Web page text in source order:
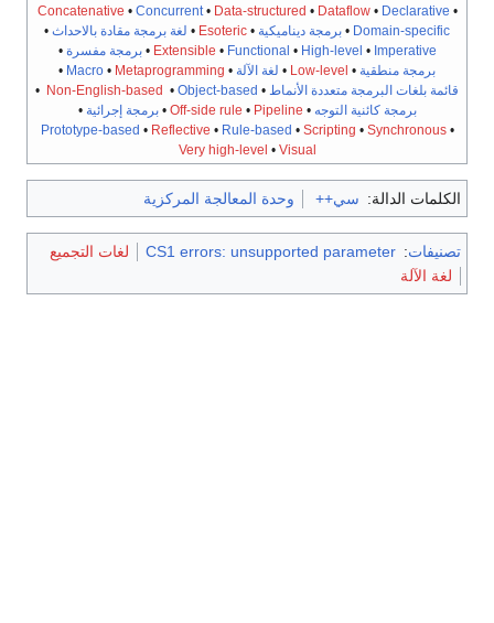
Concatenative • Concurrent• Data-structured • Dataflow• Declarative •
Domain-specific
• برمجة ديناميكية •
Esoteric
• لغة برمجة مقادة بالاحداث •
Extensible • Functional • High-level • Imperative
•برمجة مفسرة •
برمجة منطقية •
Low-level
• لغة الآلة •
Macro • Metaprogramming
•
قائمة بلغات البرمجة متعددة الأنماط •
Non-English-based • Object-based
•
برمجة كائنية التوجه •
Off-side rule • Pipeline
•برمجة إجرائية •
Prototype-based • Reflective • Rule-based • Scripting • Synchronous•
Very high-level • Visual
الكلمات الدالة: سي++ وحدة المعالجة المركزية
تصنيفات:
CS1 errors: unsupported parameter
لغات التجميع
لغة الآلة